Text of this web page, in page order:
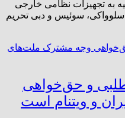
به تجهیزات نظامی خارجی
اسلوواکی، سوئیس و دبی تحریم
و حق‌خواهی
و ویتنام است